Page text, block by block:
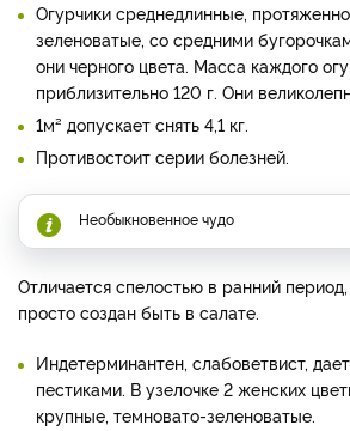
Огурчики среднедлинные,
зеленоватые, со средними
они черного цвета. Масса каждого
приблизительно 120 г. Они
1м² допускает снять 4,1 кг.
Противостоит серии болезней.
Необыкновенное чудо
Отличается спелостью в ранний
просто создан быть в салате.
Индетерминантен, слабоветвист,
пестиками. В узелочке 2 женских
крупные, темновато-зеленоватые.